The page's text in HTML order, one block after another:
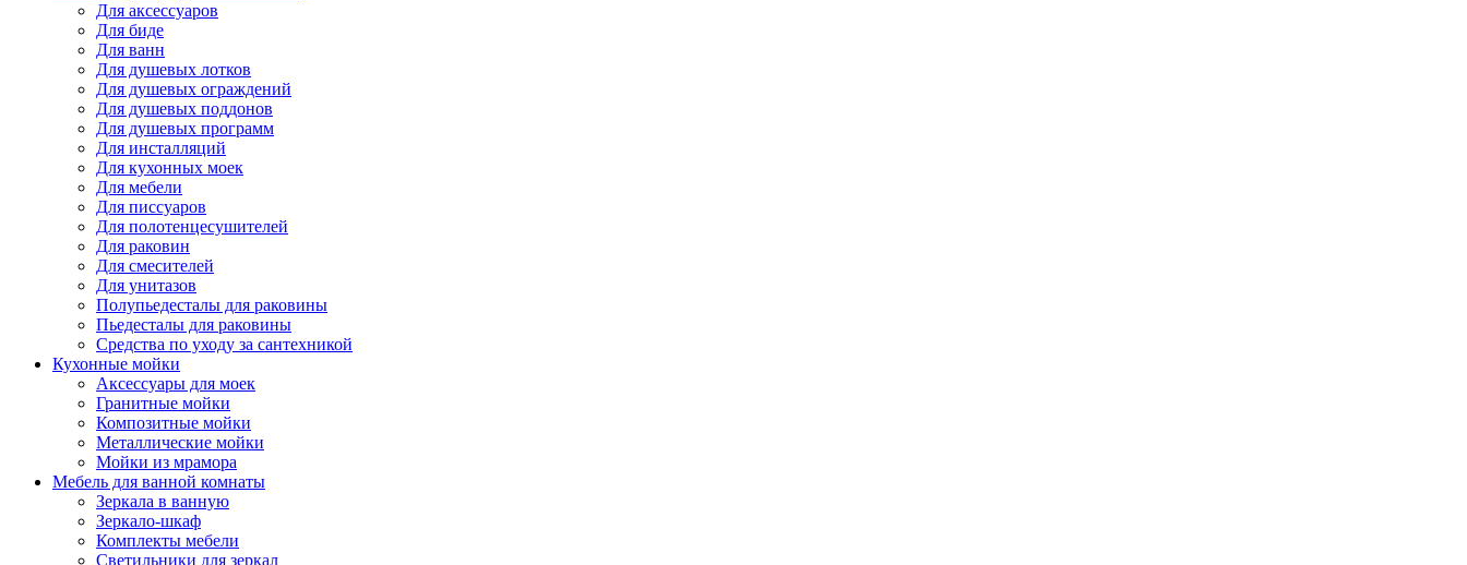
Для аксессуаров
Для биде
Для ванн
Для душевых лотков
Для душевых ограждений
Для душевых поддонов
Для душевых программ
Для инсталляций
Для кухонных моек
Для мебели
Для писсуаров
Для полотенцесушителей
Для раковин
Для смесителей
Для унитазов
Полупьедесталы для раковины
Пьедесталы для раковины
Средства по уходу за сантехникой
Кухонные мойки
Аксессуары для моек
Гранитные мойки
Композитные мойки
Металлические мойки
Мойки из мрамора
Мебель для ванной комнаты
Зеркала в ванную
Зеркало-шкаф
Комплекты мебели
Светильники для зеркал